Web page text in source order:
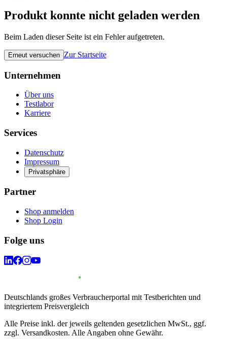
Produkt konnte nicht geladen werden
Beim Laden dieser Seite ist ein Fehler aufgetreten.
Erneut versuchen Zur Startseite
Unternehmen
Über uns
Testlabor
Karriere
Services
Datenschutz
Impressum
Privatsphäre
Partner
Shop anmelden
Shop Login
Folge uns
Deutschlands großes Verbraucherportal mit Testberichten und
integriertem Preisvergleich
Alle Preise inkl. der jeweils geltenden gesetzlichen MwSt., ggf.
zzgl. Versandkosten. Alle Angaben ohne Gewähr.